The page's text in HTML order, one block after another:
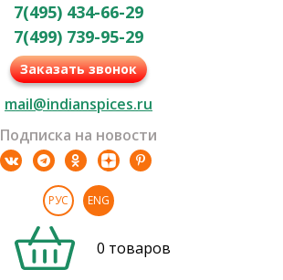
7(495) 434-66-29
7(499) 739-95-29
Заказать звонок
mail@indianspices.ru
Подписка на новости
РУС ENG
0 товаров